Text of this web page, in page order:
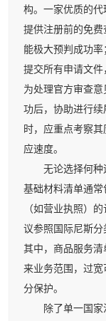
构。一家优质的代
提供注册前的免
能极大预判成功
提交所有申请文
为处理官方审查
功后，协助进行
时，应重点考察
应速度。
无论选择何种途
基础材料清单通
（如营业执照）
议参照国际尼斯分
其中，商品服务
来业务范围，过
分保护。
除了单一国家注